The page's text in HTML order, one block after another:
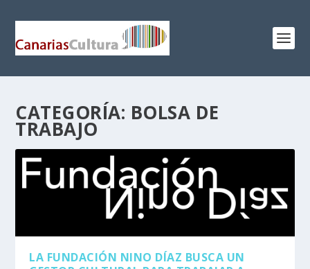
CATEGORÍA: BOLSA DE
TRABAJO
LA FUNDACIÓN NINO DÍAZ BUSCA UN